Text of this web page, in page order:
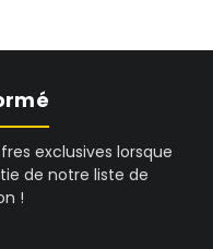
exclusives lorsque
de notre liste de
!